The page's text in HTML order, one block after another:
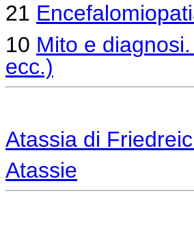
21
10 Mito e
ecc.)
Atassia di
Atassie